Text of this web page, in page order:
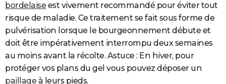
bordelaise est vivement recommandé pour éviter tout
risque de maladie. Ce traitement se fait sous forme de
pulvérisation lorsque le bourgeonnement débute et
doit être impérativement interrompu deux semaines
au moins avant la récolte. Astuce : En hiver, pour
protéger vos plans du gel vous pouvez déposer un
paillage à leurs pieds.